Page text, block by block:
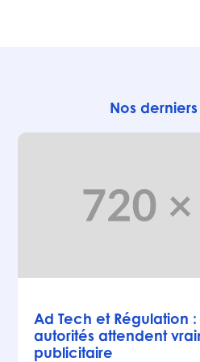
Nos
Ad Tech et Régulation
autorités attendent
publicitaire